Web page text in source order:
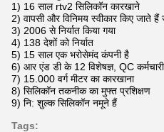
1) 16 साल rtv2 सिलिकॉन कारखाने
2) वापसी और विनिमय स्वीकार किए जाते
3) 2006 से निर्यात किया गया
4) 138 देशों को निर्यात
5) 15 साल एक भरोसेमंद कंपनी है
6) आर एंड डी के 12 विशेषज्ञ, QC कर्मचारी
7) 15.000 वर्ग मीटर का कारखाना
8) सिलिकॉन तकनीक का मुफ्त प्रशिक्षण
9) नि: शुल्क सिलिकॉन नमूने हैं
Tags: